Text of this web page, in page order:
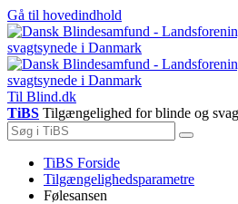
Gå til hovedindhold
Til Blind.dk
TiBS Tilgængelighed for blinde og
TiBS Forside
Tilgængelighedsparametre
Følesansen